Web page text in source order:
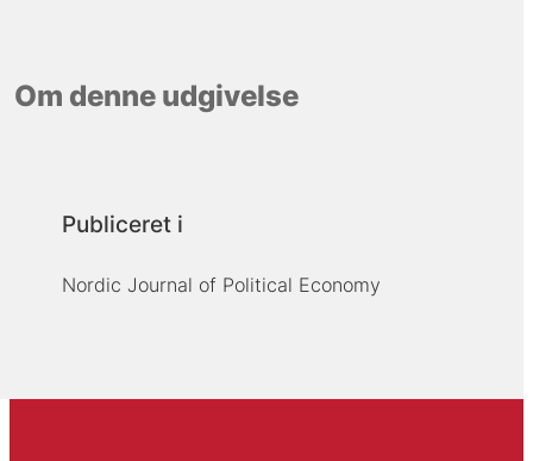
Om denne udgivelse
Publiceret i
Nordic Journal of Political Economy